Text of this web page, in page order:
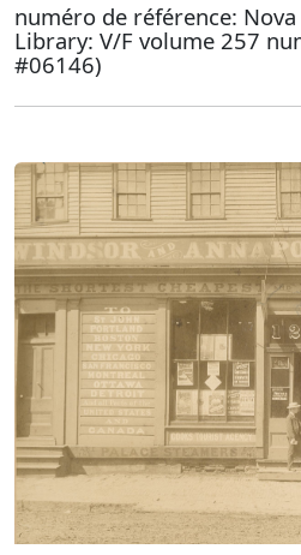
numéro de référence:
Library: V/F volume 257
#06146)